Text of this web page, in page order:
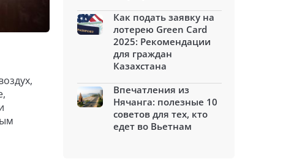
Как подать заявку на
лотерею Green Card
2025: Рекомендации
для граждан
Казахстана
Впечатления из
Нячанга: полезные 10
советов для тех, кто
едет во Вьетнам